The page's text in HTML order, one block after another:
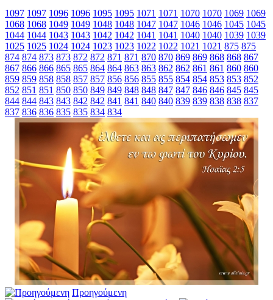
1097 1097 1096 1096 1095 1095 1071 1071 1070 1070 1069 1069
1068 1068 1049 1049 1048 1048 1047 1047 1046 1046 1045 1045
1044 1044 1043 1043 1042 1042 1041 1041 1040 1040 1039 1039
1025 1025 1024 1024 1023 1023 1022 1022 1021 1021 875 875
874 874 873 873 872 872 871 871 870 870 869 869 868 868 867
867 866 866 865 865 864 864 863 863 862 862 861 861 860 860
859 859 858 858 857 857 856 856 855 855 854 854 853 853 852
852 851 851 850 850 849 849 848 848 847 847 846 846 845 845
844 844 843 843 842 842 841 841 840 840 839 839 838 838 837
837 836 836 835 835 834 834
Προηγούμενη